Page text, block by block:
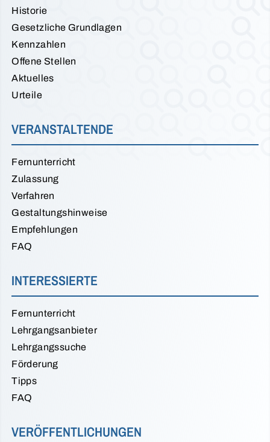
Historie
Gesetzliche Grundlagen
Kennzahlen
Offene Stellen
Aktuelles
Urteile
VERANSTALTENDE
Fernunterricht
Zulassung
Verfahren
Gestaltungshinweise
Empfehlungen
FAQ
INTERESSIERTE
Fernunterricht
Lehrgangsanbieter
Lehrgangssuche
Förderung
Tipps
FAQ
VERÖFFENTLICHUNGEN